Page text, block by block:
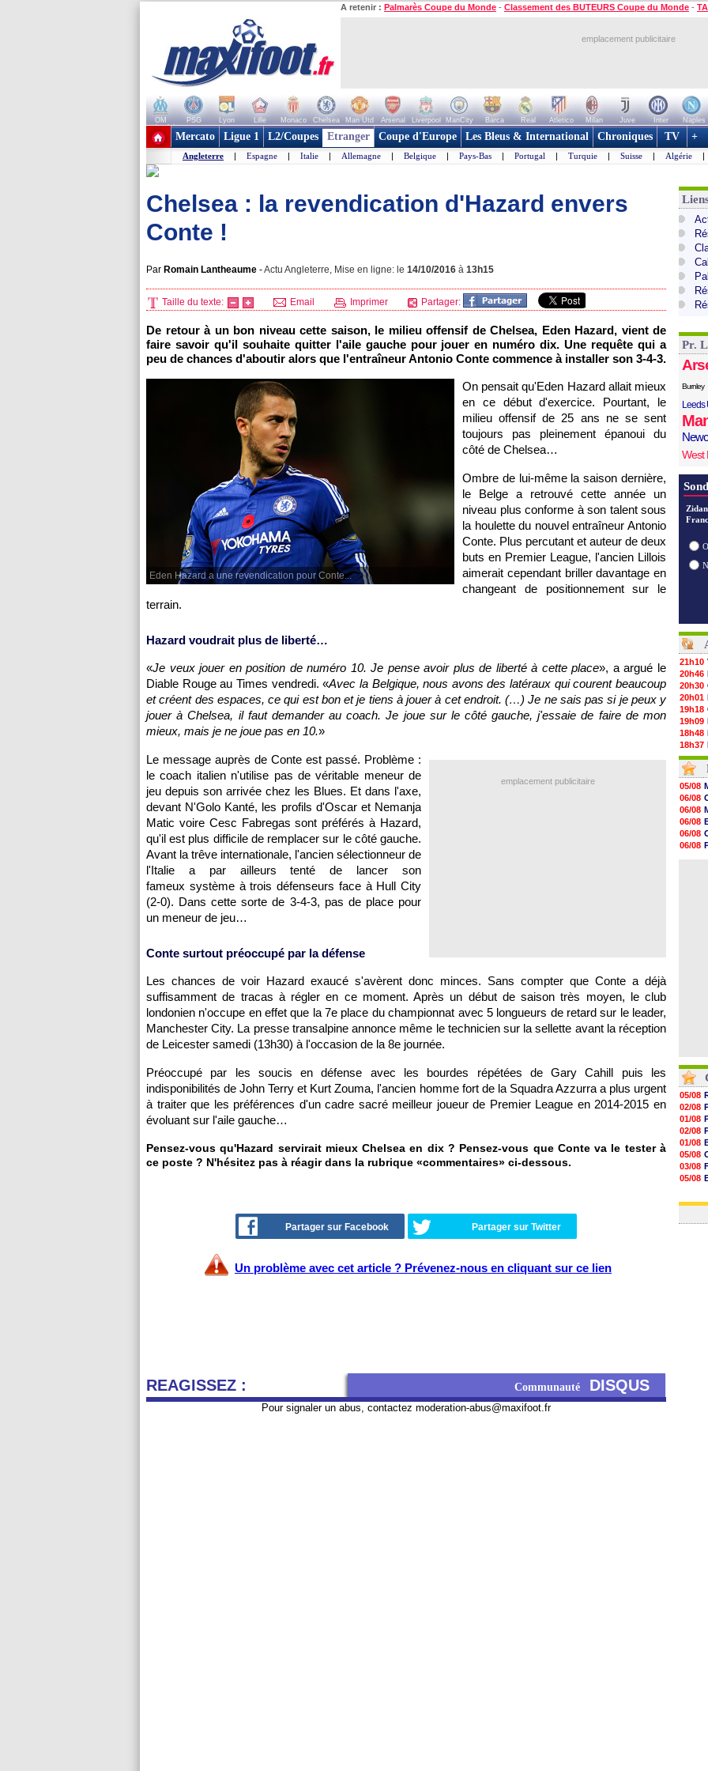
A retenir : Palmarès Coupe du Monde - Classement des BUTEURS Coupe du Monde -
emplacement publicitaire
OM PSG Lyon Lille Monaco Chelsea Man Utd Arsenal Liverpool ManCity Barca Real Atletico Milan Juve Inter Naples
+ de clubs
Mercato Ligue 1 L2/Coupes Etranger Coupe d'Europe Les Bleus & International Chroniques TV +
Angleterre | Espagne | Italie | Allemagne | Belgique | Pays-Bas | Portugal | Turquie | Suisse | Algérie |
Chelsea : la revendication d'Hazard envers
Conte !
Par Romain Lantheaume -Actu Angleterre, Mise en ligne: le 14/10/2016 à 13h15
Taille du texte: Email Imprimer Partager:
De retour à un bon niveau cette saison, le milieu offensif de Chelsea, Eden Hazard, vient de
faire savoir qu'il souhaite quitter l'aile gauche pour jouer en numéro dix. Une requête qui a
peu de chances d'aboutir alors que l'entraîneur Antonio Conte commence à installer son 3-4-3.
Eden Hazard a une revendication pour Conte...
On pensait qu'Eden Hazard allait mieux
en ce début d'exercice. Pourtant, le
milieu offensif de 25 ans ne se sent
toujours pas pleinement épanoui du
côté de Chelsea…
Ombre de lui-même la saison dernière,
le Belge a retrouvé cette année un
niveau plus conforme à son talent sous
la houlette du nouvel entraîneur Antonio
Conte. Plus percutant et auteur de deux
buts en Premier League, l'ancien Lillois
aimerait cependant briller davantage en
changeant de positionnement sur le
terrain.
Hazard voudrait plus de liberté…
«Je veux jouer en position de numéro 10. Je pense avoir plus de liberté à cette place», a argué le
Diable Rouge au Times vendredi. «Avec la Belgique, nous avons des latéraux qui courent beaucoup
et créent des espaces, ce qui est bon et je tiens à jouer à cet endroit. (…) Je ne sais pas si je peux y
jouer à Chelsea, il faut demander au coach. Je joue sur le côté gauche, j'essaie de faire de mon
mieux, mais je ne joue pas en 10.»
emplacement publicitaire
Le message auprès de Conte est passé. Problème :
le coach italien n'utilise pas de véritable meneur de
jeu depuis son arrivée chez les Blues. Et dans l'axe,
devant N'Golo Kanté, les profils d'Oscar et Nemanja
Matic voire Cesc Fabregas sont préférés à Hazard,
qu'il est plus difficile de remplacer sur le côté gauche.
Avant la trêve internationale, l'ancien sélectionneur de
l'Italie a par ailleurs tenté de lancer son
fameux système à trois défenseurs face à Hull City
(2-0). Dans cette sorte de 3-4-3, pas de place pour
un meneur de jeu…
Conte surtout préoccupé par la défense
Les chances de voir Hazard exaucé s'avèrent donc minces. Sans compter que Conte a déjà
suffisamment de tracas à régler en ce moment. Après un début de saison très moyen, le club
londonien n'occupe en effet que la 7e place du championnat avec 5 longueurs de retard sur le leader,
Manchester City. La presse transalpine annonce même le technicien sur la sellette avant la réception
de Leicester samedi (13h30) à l'occasion de la 8e journée.
Préoccupé par les soucis en défense avec les bourdes répétées de Gary Cahill puis les
indisponibilités de John Terry et Kurt Zouma, l'ancien homme fort de la Squadra Azzurra a plus urgent
à traiter que les préférences d'un cadre sacré meilleur joueur de Premier League en 2014-2015 en
évoluant sur l'aile gauche…
Pensez-vous qu'Hazard servirait mieux Chelsea en dix ? Pensez-vous que Conte va le tester à
ce poste ? N'hésitez pas à réagir dans la rubrique «commentaires» ci-dessous.
Partager sur Facebook Partager sur Twitter
Un problème avec cet article ? Prévenez-nous en cliquant sur ce lien
REAGISSEZ : Communauté DISQUS
Pour signaler un abus, contactez moderation-abus@maxifoot.fr
Pr.
Burnley
Leeds
West
21h10
20h46
20h30
20h01
19h18
19h09
18h48
18h37
18h29
17h58
17h46
17h32
17h16
16h59
16h37
16h33
16h27
05/08
06/08
06/08
06/08
06/08
06/08
05/08
02/08
01/08
02/08
01/08
05/08
03/08
05/08
03/08